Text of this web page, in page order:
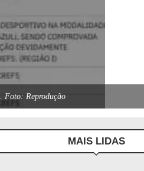
Foto: Reprodução
MAIS LIDAS